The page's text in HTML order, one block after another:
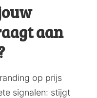
aan
op prijs
signalen: stijgt